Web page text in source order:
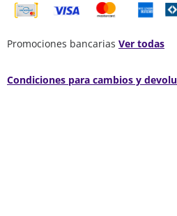
Promociones bancarias Ver todas
Condiciones para cambios y